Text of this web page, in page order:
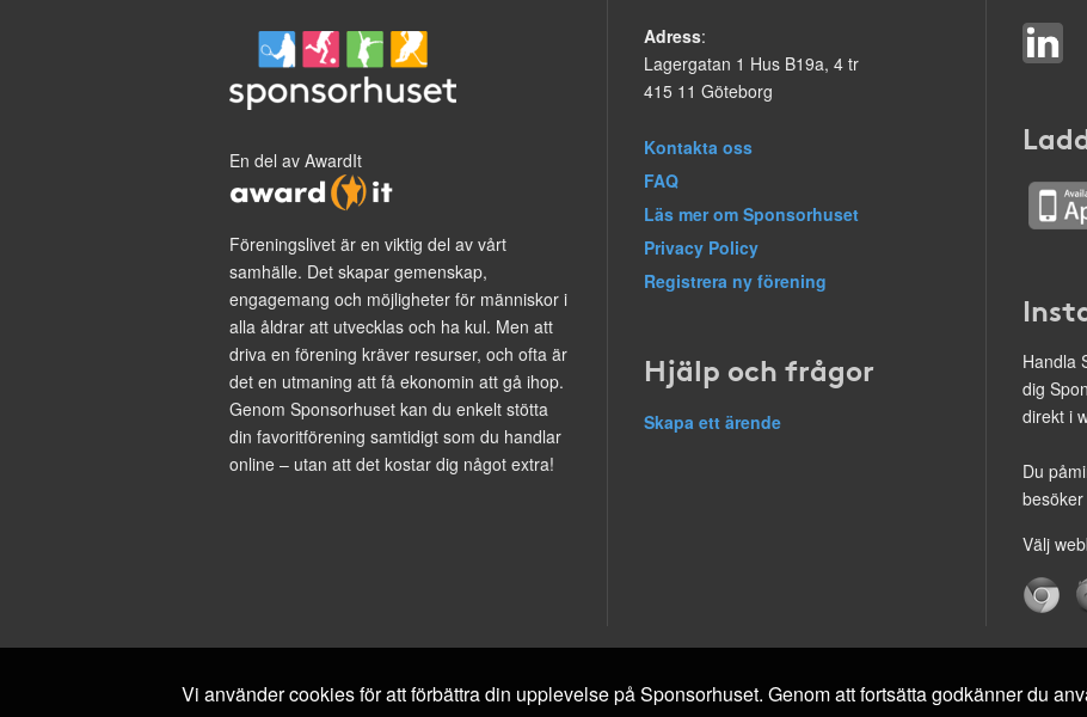
En del av AwardIt
Föreningslivet är en viktig del av vårt
samhälle. Det skapar gemenskap,
engagemang och möjligheter för människor i
alla åldrar att utvecklas och ha kul. Men att
driva en förening kräver resurser, och ofta är
det en utmaning att få ekonomin att gå ihop.
Genom Sponsorhuset kan du enkelt stötta
din favoritförening samtidigt som du handlar
online – utan att det kostar dig något extra!
Adress:
Lagergatan 1 Hus B19a, 4 tr
415 11 Göteborg
Kontakta oss
FAQ
Läs mer om Sponsorhuset
Privacy Policy
Registrera ny förening
Hjälp och frågor
Skapa ett ärende
Handla
dig
direkt i
Du
Välj
Vi använder cookies för att förbättra din upplevelse på Sponsorhuset. Genom att fortsätta godkänner du